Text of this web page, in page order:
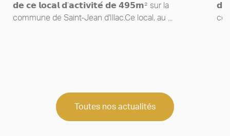
𝗱𝗲 𝗰𝗲 𝗹𝗼𝗰𝗮𝗹 𝗱’𝗮𝗰𝘁𝗶𝘃𝗶𝘁𝗲́ 𝗱𝗲 𝟰𝟵𝟱𝗺² sur la
commune de Saint-Jean d'Illac.Ce local, au ...
𝗱𝗲
Toutes nos actualités